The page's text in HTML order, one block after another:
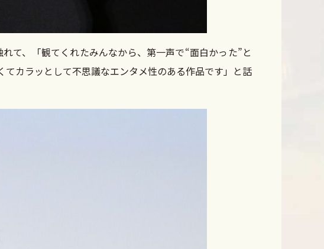
て、「観てくれたみんなから、第一声で“面白かった”と
カラッとして不思議なエンタメ性のある作品です」と話